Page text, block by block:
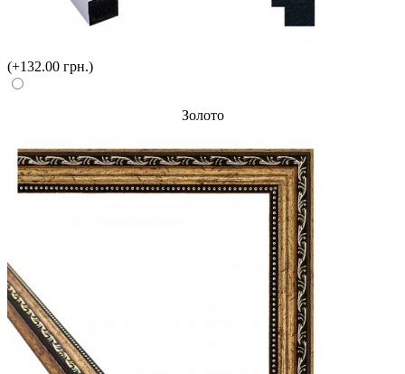
(+132.00 грн.)
Золото